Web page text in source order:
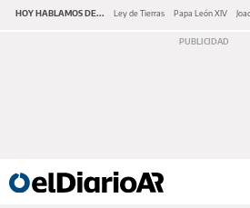
HOY HABLAMOS DE... Ley de Tierras Papa León XIV